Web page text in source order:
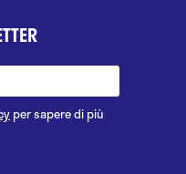
per sapere di più